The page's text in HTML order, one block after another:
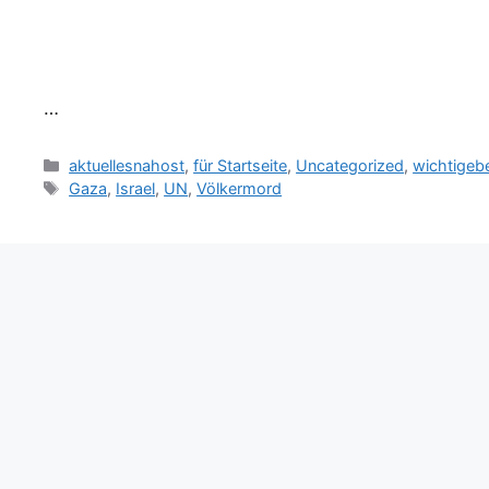
…
Kategorien
aktuellesnahost,für Startseite, Uncategorized,
Schlagwörter
Gaza, Israel, UN,Völkermord